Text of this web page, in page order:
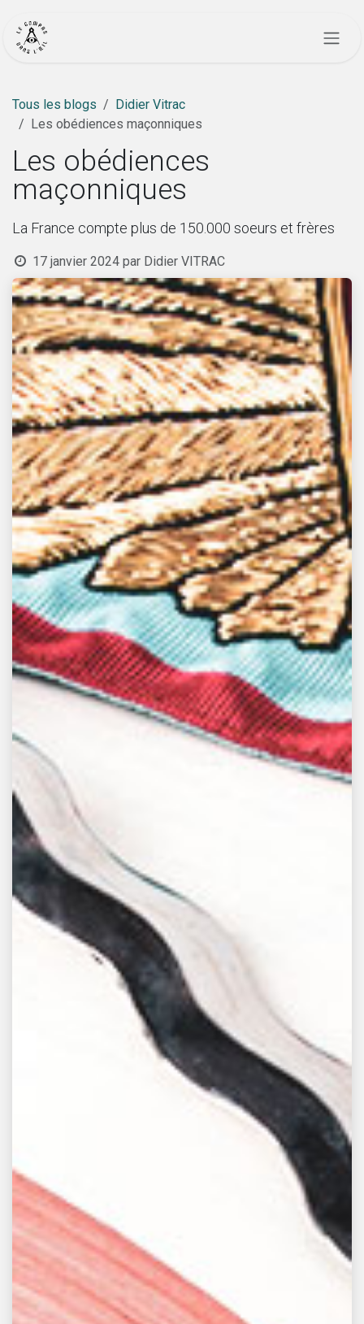
Tous les blogs
Didier Vitrac
Les obédiences maçonniques
Les obédiences
maçonniques
La France compte plus de 150.000 soeurs et frères
17 janvier 2024 par Didier VITRAC